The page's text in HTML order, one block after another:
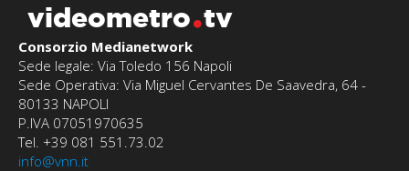
videometro tv
Consorzio Medianetwork
Sede legale: Via Toledo 156 Napoli
Sede Operativa: Via Miguel Cervantes De Saavedra, 64 -
80133 NAPOLI
P.IVA 07051970635
Tel. +39 081 551.73.02
info@vnn.it